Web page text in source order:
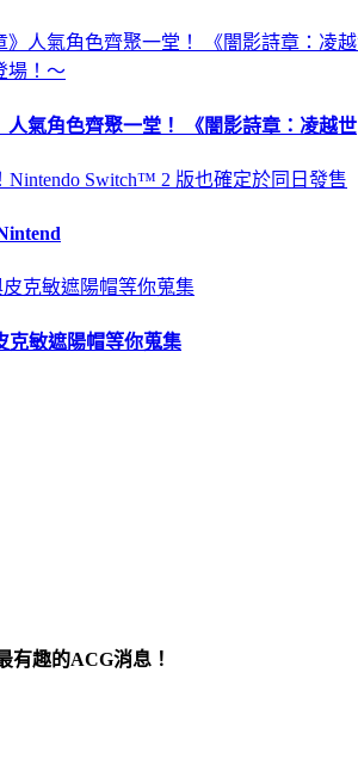
人氣角色齊聚一堂！ 《闇影詩章：凌越世
克敏遮陽帽等你蒐集
有趣的ACG消息！